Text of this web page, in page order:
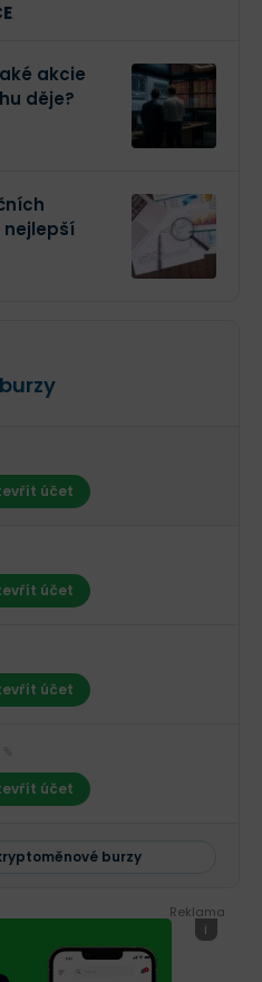
akcie
děje?
nejlepší
účet
účet
účet
účet
burzy
Reklama
i